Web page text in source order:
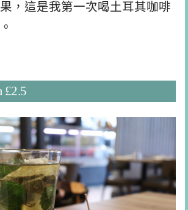
，這是我第一次喝土耳其咖啡
£2.5